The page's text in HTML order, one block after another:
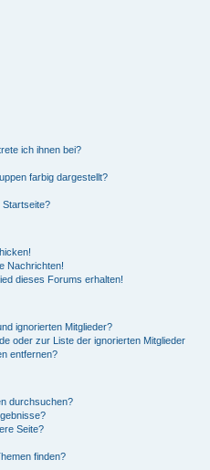
ich ihnen bei?
farbig dargestellt?
Startseite?
Nachrichten!
dieses Forums erhalten!
ignorierten Mitglieder?
oder zur Liste der ignorierten Mitglieder
entfernen?
durchsuchen?
Seite?
finden?